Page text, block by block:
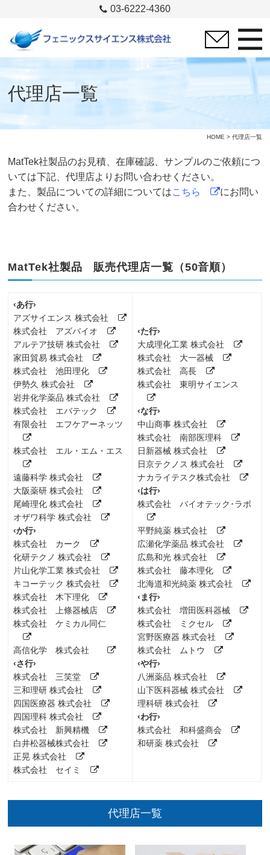
03-6222-4360
代理店一覧
HOME > 代理店一覧
MatTek社製品のお見積、在庫確認、サンプルのご依頼につ
いては下記、代理店よりお問い合わせください。
また、製品についての詳細についてはこちら
にお問い
合わせください。
MatTek社製品 販売代理店一覧（50音順）
‹あ行›
アズサイエンス 株式会社
株式会社 アズバイオ
アルテア技研 株式会社
家田貿易 株式会社
株式会社 池田理化
伊勢久 株式会社
岩井化学薬品 株式会社
株式会社 エバテック
有限会社 エフケアーネッツ
株式会社 エル・エム・エス
遠藤科学 株式会社
大阪薬研 株式会社
尾崎理化 株式会社
オザワ科学 株式会社
‹か行›
株式会社 カーク
化研テクノ 株式会社
片山化学工業 株式会社
キコーテック 株式会社
株式会社 木下理化
株式会社 上條器械店
株式会社 ケミカル同仁
高信化学 株式会社
‹さ行›
株式会社 三笑堂
三和理研 株式会社
四国医療器 株式会社
四国理科 株式会社
株式会社 新興精機
白井松器械株式会社
正晃 株式会社
株式会社 セイミ
‹た行›
大成理化工業 株式会社
株式会社 大一器械
株式会社 高長
株式会社 東明サイエンス
‹な行›
中山商事 株式会社
株式会社 南部医理科
日新器械 株式会社
日京テクノス 株式会社
ナカライテスク株式会社
‹は行›
株式会社 バイオテック･ラボ
平野純薬 株式会社
広瀬化学薬品 株式会社
広島和光 株式会社
株式会社 藤本理化
北海道和光純薬 株式会社
‹ま行›
株式会社 増田医科器械
株式会社 ミクセル
宮野医療器 株式会社
株式会社 ムトウ
‹や行›
八洲薬品 株式会社
山下医科器械 株式会社
理科研 株式会社
‹わ行›
株式会社 和科盛商会
和研薬 株式会社
代理店一覧